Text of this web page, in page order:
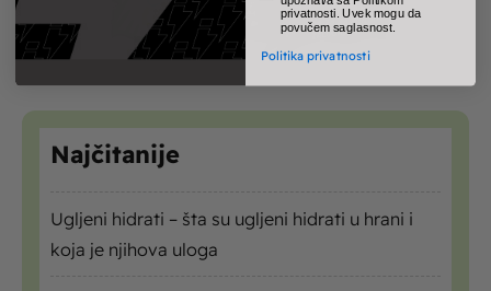
Najčitanije
Ugljeni hidrati – šta su ugljeni hidrati u hrani i
koja je njihova uloga
privatnosti. Uvek mogu da
povučem saglasnost.
Politika privatnosti